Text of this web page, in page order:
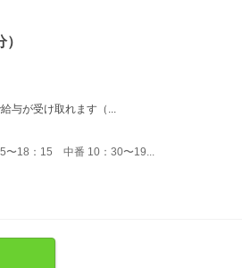
与が受け取れます（...
〜18：15 中番 10：30〜19...